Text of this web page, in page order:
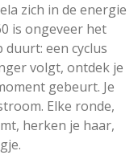
zich in de energie
is ongeveer het
een cyclus
volgt, ontdek je
gebeurt. Je
Elke ronde,
herken je haar,